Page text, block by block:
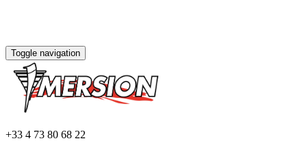
Toggle navigation
+33 4 73 80 68 22